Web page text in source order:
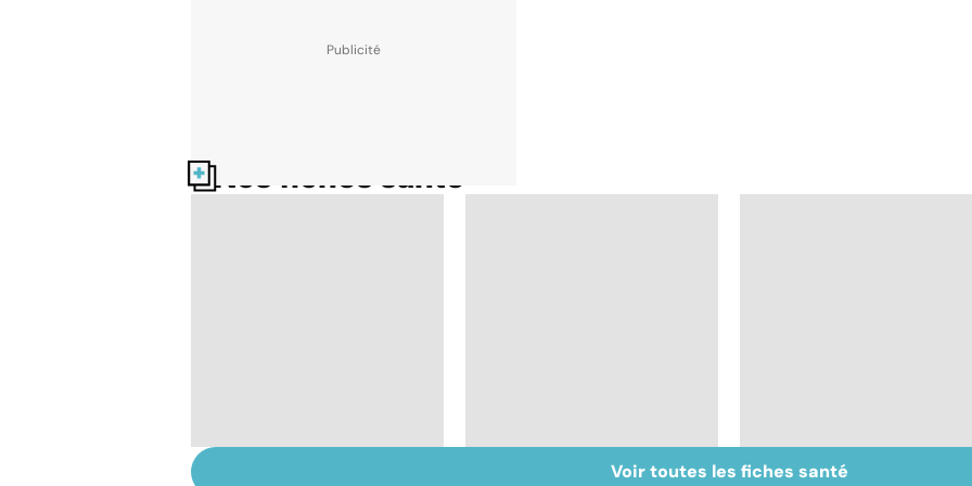
Nos fiches santé
Inflammation des Suicide : prévenir le
Voir toutes les fiches santé